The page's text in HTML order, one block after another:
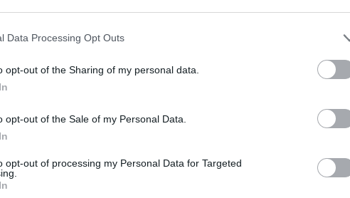
Data Processing Opt Outs
opt-out of the Sharing of my personal data.
opt-out of the Sale of my Personal Data.
opt-out of processing my Personal Data for Targeted
imponującym wynikiem PKB. W całej Unii wyprzedza nas tylko
opublikował najnowsze dane o wzroście gospodarczym w Unii Europejskiej.
członkowskich widać wyraźne przyspieszenie, ale jedno państwo
wszystkich skalą wzrostu. Polska również nie ma się czego wstydzić –